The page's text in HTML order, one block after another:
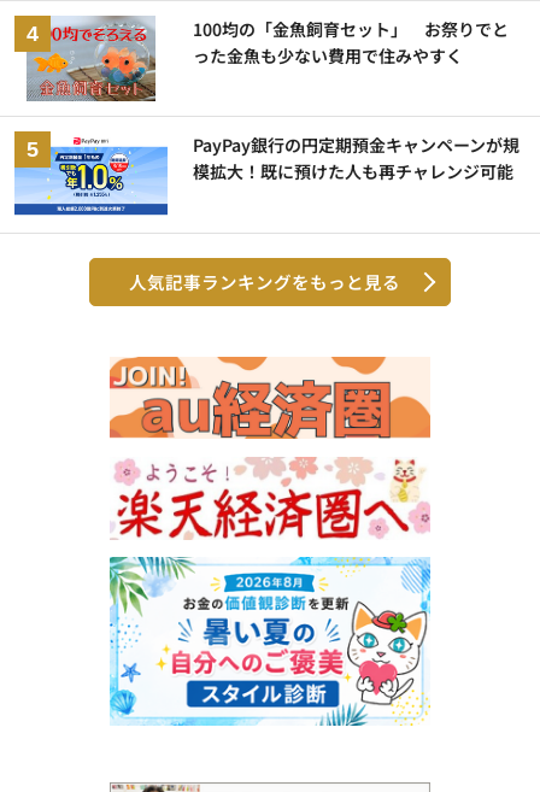
100均の「金魚飼育セット」 お祭りでと
った金魚も少ない費用で住みやすく
PayPay銀行の円定期預金キャンペーンが規
模拡大！既に預けた人も再チャレンジ可能
人気記事ランキングをもっと見る